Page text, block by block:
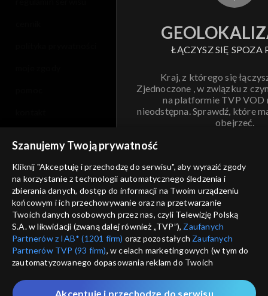
ŁĄCZYSZ SIĘ SPOZA
Kraj, z którego się
Zjednoczone , w związku z
na platformie TVP VOD
nieodstępna. Sprawdź, które
obejrzeć.
ANULUJ
informacje o dostawcy usług
Szanujemy Twoją prywatność
Kliknij "Akceptuję i przechodzę do serwisu", aby wyrazić zgody
na korzystanie z technologii automatycznego śledzenia i
zbierania danych, dostęp do informacji na Twoim urządzeniu
końcowym i ich przechowywanie oraz na przetwarzanie
Twoich danych osobowych przez nas, czyli Telewizję Polską
S.A. w likwidacji (zwaną dalej również „TVP”), Zaufanych
Partnerów z IAB* (1201 firm) oraz pozostałych Zaufanych
Partnerów TVP (93 firm), w celach marketingowych (w tym do
zautomatyzowanego dopasowania reklam do Twoich
które wskazujemy poniżej, a także zgody na udostępnianie
Akceptuję i przechodzę do serwisu